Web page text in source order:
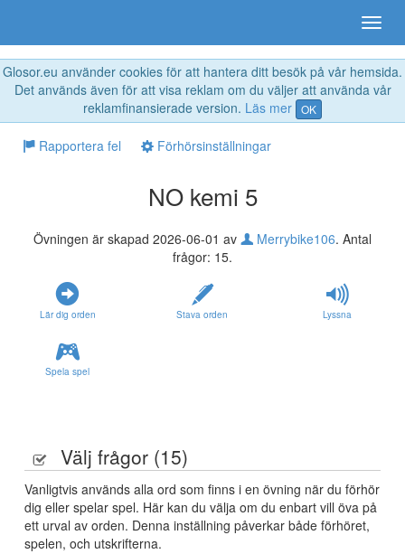
Glosor.eu använder cookies för att hantera ditt besök på vår hemsida.
Det används även för att visa reklam om du väljer att använda vår
reklamfinansierade version. Läs mer OK
Rapportera fel Förhörsinställningar
NO kemi 5
Övningen är skapad 2026-06-01 av Merrybike106. Antal
frågor: 15.
Lär dig orden Stava orden Lyssna
Spela spel
Välj frågor (15)
Vanligtvis används alla ord som finns i en övning när du förhör
dig eller spelar spel. Här kan du välja om du enbart vill öva på
ett urval av orden. Denna inställning påverkar både förhöret,
spelen, och utskrifterna.